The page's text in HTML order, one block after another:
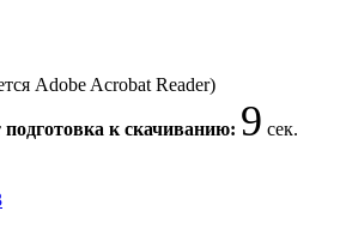
Adobe Acrobat Reader)
к скачиванию: 9 сек.